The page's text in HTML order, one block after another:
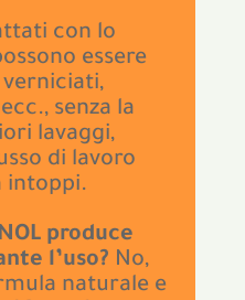
con lo
essere
verniciati,
senza la
lavaggi,
di lavoro
intoppi.
produce
l’uso? No,
naturale e